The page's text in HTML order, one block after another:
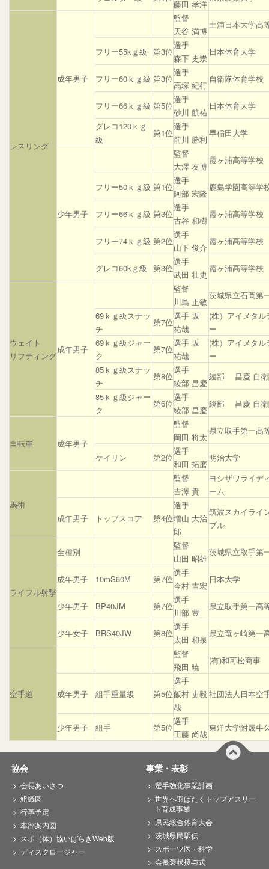
藤田 孝洋
レスリング
成年男子
監督
天谷 満博
土浦日本大学高
フリー55kｇ級 第3位
選手
森下 史崇
日本体育大学
フリー60ｋｇ級 第3位
選手
高塚 紀行
自衛隊体育学校
フリー66ｋｇ級 第5位
選手
砂川 航祐
日本体育大学
グレコ120ｋｇ
級
第1位
選手
前川 勝利
早稲田大学
少年男子
監督
大澤 友博
霞ヶ浦高等学校
フリー50ｋｇ級 第1位
選手
阿部 宏隆
鹿島学園高等学
フリー66ｋｇ級 第3位
選手
古谷 和樹
霞ヶ浦高等学校
フリー74ｋｇ級 第2位
選手
山下 俊介
霞ヶ浦高等学校
グレコ60kｇ級 第3位
選手
武田 壮史
霞ヶ浦高等学校
ウェイト
リフティング
成年男子
監督
川島 正敏
茨城県立石岡第
69ｋｇ級スナッ
チ
第7位
選手 坂
祐哉
(株）アイメタル
ー
69ｋｇ級ジャー
ク
第7位
選手 坂
祐哉
(株）アイメタル
ー
85ｋｇ級スナッ
チ
第8位
選手
綾部 昌慶
綾部 昌慶 自衛
85ｋｇ級ジャー
ク
第6位
選手
綾部 昌慶
綾部 昌慶 自衛
自転車 成年男子
監督
岡田 将太
県立取手第一高
ケイリン 第2位
選手
和田 拓磨
明治大学
馬術
監督
吉澤 貴
ヨシザワライデ
ーム
成年男子 トップスコア 第4位
選手
増山 大治
郎
筑波スカイライ
ブル
ライフル射撃
全種別
監督
山田 昭雄
茨城県立取手第
成年男子 10mS60M 第7位
選手
今村 吉宏
日本大学
少年男子 BP40JM 第7位
選手
川部 豊
県立取手第一高
少年女子 BRS40JW 第8位
選手
太田 和泉
県立竜ヶ崎第一
空手道
監督
飛田 暁
(有)和可松商事
成年男子 組手重量級 第5位
選手
飯村 吏毅
哉
社団法人日本空
少年男子 組手 第5位
選手
工藤 尚哉
東洋大学附属牛
協会
会長あいさつ
組織図
行事予定
本部案内図
スポ（体）協いばらきWeb版
ディスクロージャー
事業・表彰
選手強化事業計画
世界へ羽ばたくトップアスリー
ト育成事業
県民総合体育大会
茨城県民駅伝
スポーツ医・科学
会長褒状授与式